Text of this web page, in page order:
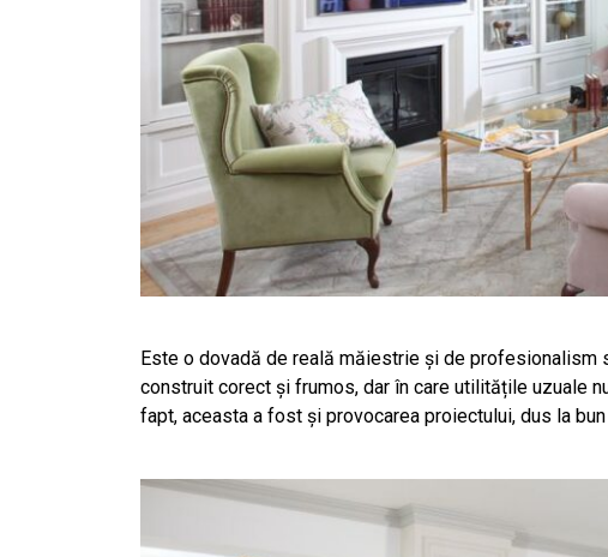
Este o dovadă de reală măiestrie și de profesionalism
construit corect și frumos, dar în care utilitățile uzuale
fapt, aceasta a fost și provocarea proiectului, dus la